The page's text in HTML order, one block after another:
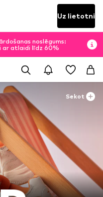
Uz lietotni
noslēgums:
ar atlaidi līdz 60%
Sekot